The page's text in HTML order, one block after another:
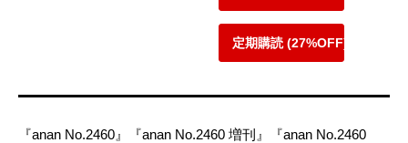
定期購読 (27%OFF)
『anan No.2460』『anan No.2460 増刊』『anan No.2460